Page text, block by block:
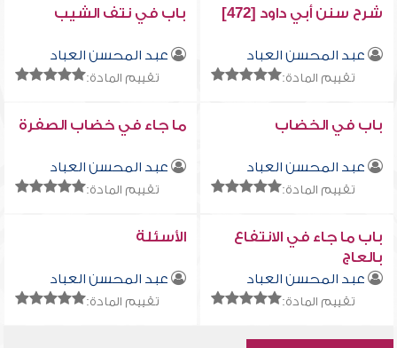
شرح سنن أبي داود [472]
عبد المحسن العباد
تقييم المادة:
باب في نتف الشيب
عبد المحسن العباد
تقييم المادة:
باب في الخضاب
عبد المحسن العباد
تقييم المادة:
ما جاء في خضاب الصفرة
عبد المحسن العباد
تقييم المادة:
باب ما جاء في الانتفاع
بالعاج
عبد المحسن العباد
تقييم المادة:
الأسئلة
عبد المحسن العباد
تقييم المادة: